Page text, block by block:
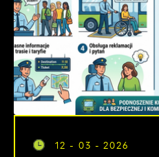
12 - 03 - 2026